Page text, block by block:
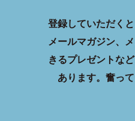
登録していただく
メールマガジン、
きるプレゼントな
あります。 奮っ